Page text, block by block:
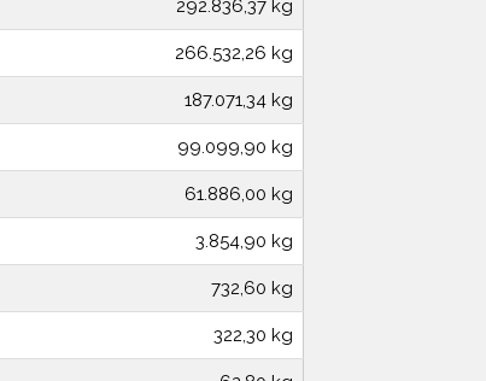
292.836,37 kg
266.532,26 kg
187.071,34 kg
99.099,90 kg
61.886,00 kg
3.854,90 kg
732,60 kg
322,30 kg